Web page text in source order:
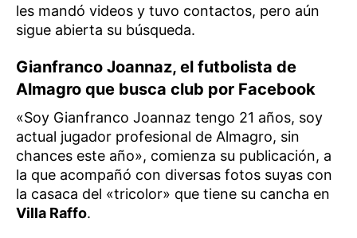
les mandó videos y tuvo contactos, pero aún
sigue abierta su búsqueda.
Gianfranco Joannaz, el futbolista de
Almagro que busca club por Facebook
«Soy Gianfranco Joannaz tengo 21 años, soy
actual jugador profesional de Almagro, sin
chances este año», comienza su publicación, a
la que acompañó con diversas fotos suyas con
la casaca del «tricolor» que tiene su cancha en
Villa Raffo.